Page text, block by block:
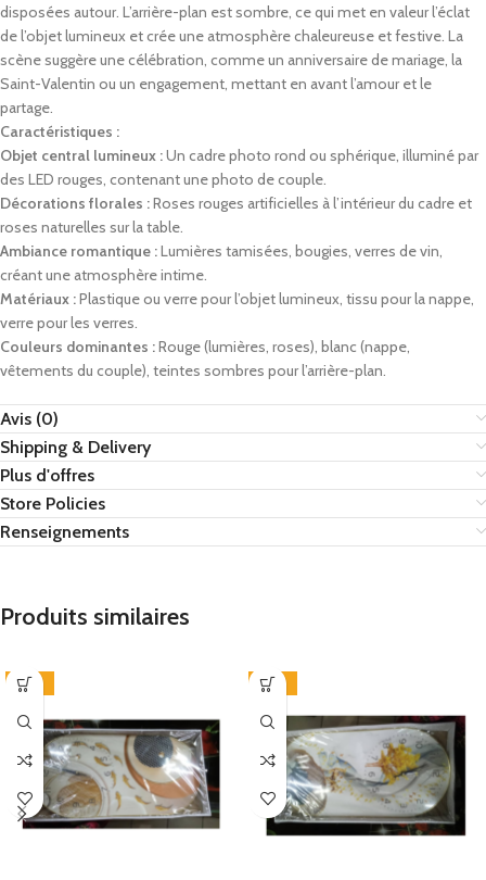
disposées autour. L’arrière-plan est sombre, ce qui met en valeur l’éclat
de l’objet lumineux et crée une atmosphère chaleureuse et festive. La
scène suggère une célébration, comme un anniversaire de mariage, la
Saint-Valentin ou un engagement, mettant en avant l’amour et le
partage.
Caractéristiques :
Objet central lumineux :Un cadre photo rond ou sphérique, illuminé par
des LED rouges, contenant une photo de couple.
Décorations florales :Roses rouges artificielles à l’intérieur du cadre et
roses naturelles sur la table.
Ambiance romantique :Lumières tamisées, bougies, verres de vin,
créant une atmosphère intime.
Matériaux :Plastique ou verre pour l’objet lumineux, tissu pour la nappe,
verre pour les verres.
Couleurs dominantes :Rouge (lumières, roses), blanc (nappe,
vêtements du couple), teintes sombres pour l’arrière-plan.
Avis (0)
Shipping & Delivery
Plus d'offres
Store Policies
Renseignements
Produits similaires
-29% -29%